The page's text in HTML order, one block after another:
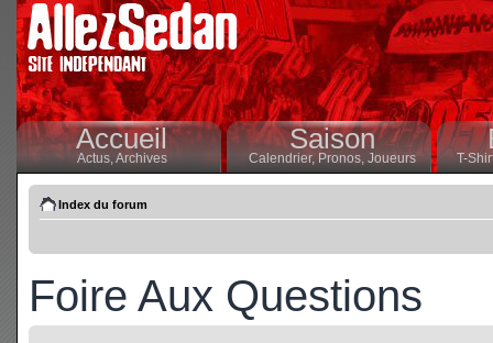
Accueil
Actus,Archives
Saison
Calendrier,Pronos, Joueurs T-
Index du forum
Foire Aux Questions